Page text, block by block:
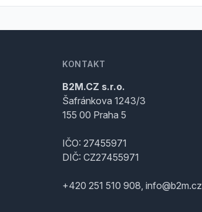
KONTAKT
B2M.CZ s.r.o.
Šafránkova 1243/3
155 00 Praha 5
IČO: 27455971
DIČ: CZ27455971
+420 251 510 908, info@b2m.cz